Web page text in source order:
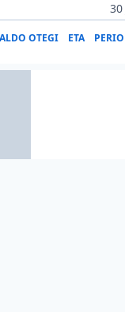
30
OTEGI ETA
líder de Vox, se